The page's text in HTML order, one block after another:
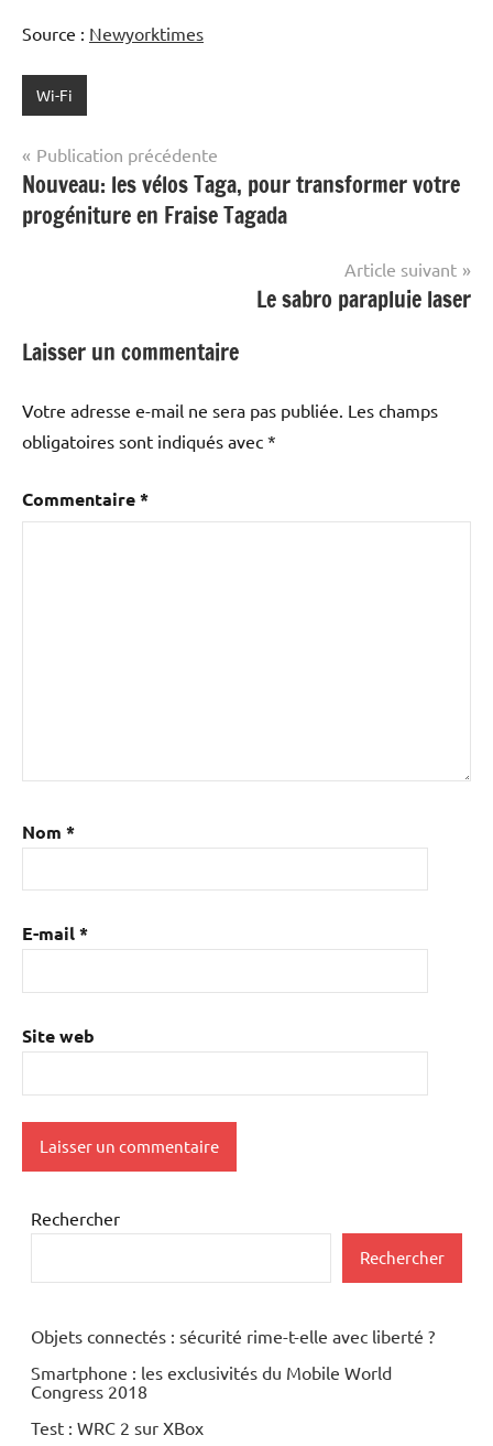
Source : Newyorktimes
Wi-Fi
Navigation
de
l’article
Publication précédente
Nouveau: les vélos Taga, pour transformer votre
progéniture en Fraise Tagada
Article suivant
Le sabro parapluie laser
Laisser un commentaire
Votre adresse e-mail ne sera pas publiée. Les champs
obligatoires sont indiqués avec *
Commentaire*
Nom *
E-mail*
Site web
Rechercher
Rechercher
Objets connectés : sécurité rime-t-elle avec liberté ?
Smartphone : les exclusivités du Mobile World
Congress 2018
Test : WRC 2 sur XBox